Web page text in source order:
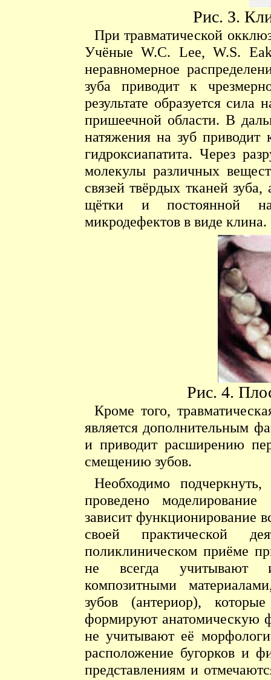
Рис. З.
При травматической
Учёные W.C. Lee, W.S.
неравномерное
зуба приводит к
результате образуется сила
пришеечной области. В
натяжения на зуб приводит
гидроксиапатита. Через
молекулы различных
связей твёрдых тканей
щётки и постоянной
микродефектов в виде клина.
Рис. 4.
Кроме того,
является дополнительным
и приводит расширению
смещению зубов.
Необходимо
проведено
зависит функционирование
своей практической
поликлиническом приёме
не всегда учитывают
композитными
зубов (антериор),
формируют анатомическую
не учитывают её
расположение бугорков и
представлениям и